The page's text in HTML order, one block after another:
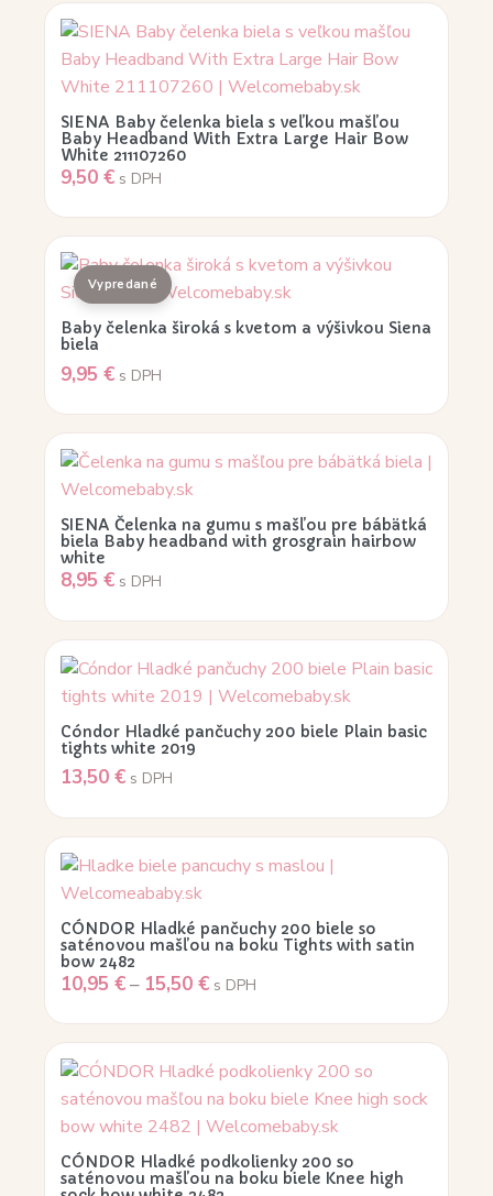
SIENA Baby čelenka biela s veľkou mašľou
Baby Headband With Extra Large Hair Bow
White 211107260
9,50 € s DPH
Baby čelenka široká s kvetom a výšivkou Siena
biela
9,95 € s DPH
SIENA Čelenka na gumu s mašľou pre bábätká
biela Baby headband with grosgrain hairbow
white
8,95 € s DPH
Cóndor Hladké pančuchy 200 biele Plain basic
tights white 2019
13,50 € s DPH
CÓNDOR Hladké pančuchy 200 biele so
saténovou mašľou na boku Tights with satin
bow 2482
10,95 €– 15,50 € s DPH
CÓNDOR Hladké podkolienky 200 so
saténovou mašľou na boku biele Knee high